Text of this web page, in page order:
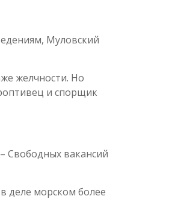
Муловский
желчности. Но
и спорщик
Свободных вакансий
деле морском более